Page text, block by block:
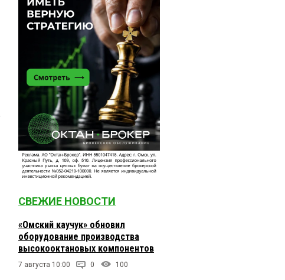
СВЕЖИЕ НОВОСТИ
«Омский каучук» обновил
оборудование производства
высокооктановых компонентов
7 августа 10:00 0 100